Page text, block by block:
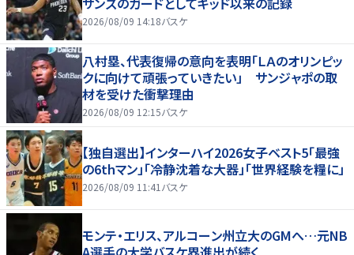
2026/08/09 14:18バスケ
八村塁、代表復帰の意向を表明「ＬＡのオリンピッ
クに向けて頑張っていきたい」 サンジャポの取
材を受けた衝撃理由
2026/08/09 12:15バスケ
【独自選出】インターハイ2026女子ベスト5「最強
の6thマン」「冷静沈着な大器」「世界経験を糧に」
2026/08/09 11:41 バスケ
モンテ・エリス、アルコーン州立大のGMへ…元NB